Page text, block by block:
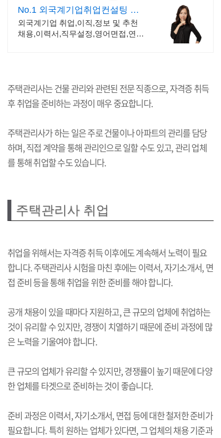
No.1 외국계기업취업컨설팅 취
업 이직 직무설정
외국계기업 취업,이직,정보 및 추천
채용,이력서,직무설정,영어면접,연봉
주택관리사는 건물 관리와 관련된 전문 직종으로, 자격증 취득
후 취업을 준비하는 과정이 매우 중요합니다.
주택관리사가 하는 일은 주로 건물이나 아파트의 관리를 담당
하며, 직접 계약을 통해 관리인으로 일할 수도 있고, 관리 업체
를 통해 취업할 수도 있습니다.
주택관리사 취업
취업을 위해서는 자격증 취득 이후에도 계속해서 노력이 필요
합니다. 주택관리사 시험을 마친 후에는 이력서, 자기소개서, 면
접 준비 등을 통해 취업을 위한 준비를 해야 합니다.
공개 채용이 있을 때마다 지원하고, 큰 규모의 업체에 취업하는
것이 유리할 수 있지만, 경쟁이 치열하기 때문에 준비 과정에 많
은 노력을 기울여야 합니다.
큰 규모의 업체가 유리할 수 있지만, 경쟁률이 높기 때문에 다양
한 업체를 타겟으로 준비하는 것이 좋습니다.
준비 과정은 이력서, 자기소개서, 면접 등에 대한 철저한 준비가
필요합니다. 특히 원하는 업체가 있다면, 그 업체의 채용 기준과